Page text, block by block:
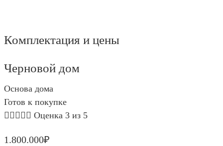
Комплектация и цены
Черновой дом
Основа дома
Готов к покупке
     Оценка 3 из 5
1.800.000₽